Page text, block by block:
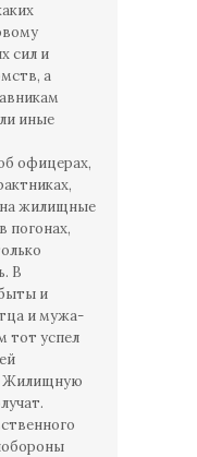
сил и
а
иные
офицерах,
жилищные
погонах,
В
и
и мужа-
тот успел
Жилищную